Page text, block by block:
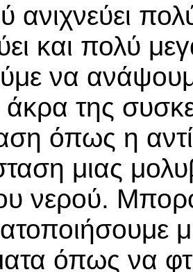
ανιχνεύει
και πολύ
να
της
όπως η
μιας
νερού.
όπως να